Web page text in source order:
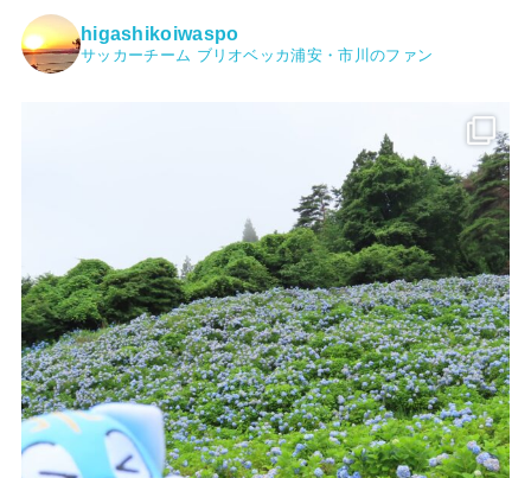
higashikoiwaspo
サッカーチーム ブリオベッカ浦安・市川のファン